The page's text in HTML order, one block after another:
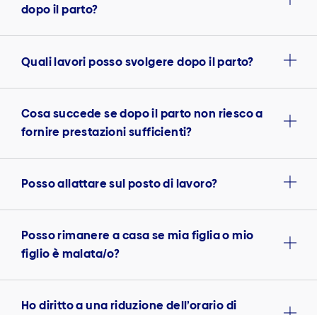
dopo il parto?
Quali lavori posso svolgere dopo il parto?
Cosa succede se dopo il parto non riesco a
fornire prestazioni sufficienti?
Posso allattare sul posto di lavoro?
Posso rimanere a casa se mia figlia o mio
figlio è malata/o?
Ho diritto a una riduzione dell’orario di